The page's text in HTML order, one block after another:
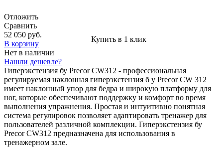
Отложить
Сравнить
52 050 руб.
В корзину
Купить в 1 клик
Нет в наличии
Нашли дешевле?
Гиперэкстензия бу Precor CW312 - профессиональная
регулируемая наклонная гиперэкстензия б у Precor CW 312
имеет наклонный упор для бедра и широкую платформу для
ног, которые обеспечивают поддержку и комфорт во время
выполнения упражнения. Простая и интуитивно понятная
система регулировок позволяет адаптировать тренажер для
пользователей различной комплекции. Гиперэкстензия бу
Precor CW312 предназначена для использования в
тренажерном зале.